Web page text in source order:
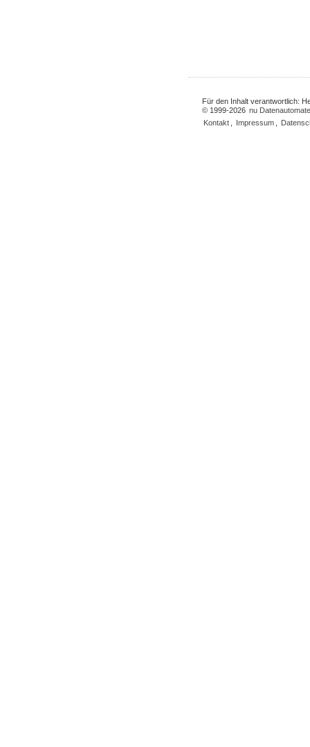
Für den Inhalt verantwortlich:
© 1999-2026 nu
Kontakt
Impressum